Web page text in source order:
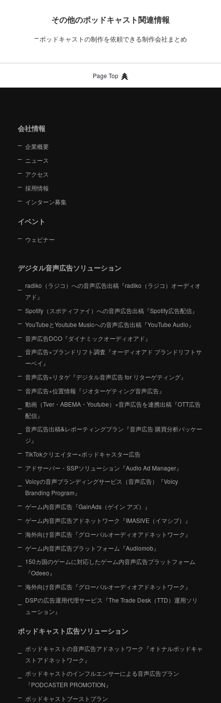
その他のポッドキャスト関連情報
ポッドキャストの制作を依頼できる制作会社まとめ
Page Top
会社情報
企業概要
ニュース
アクセス
採用情報
インターン募集
イベント
ウェビナー
デジタル音声広告ソリューション
radiko（ラジコ）への音声広告出稿『radiko（ラジコ）オーディオ
アド』
Spotify（スポティファイ）への音声広告出稿『Spotify広告配信』
YouTubeとYoutube Musicへの音声広告出稿『YouTube Audio』
音声広告DCO『ダイナミックオーディオアド』
音声広告×ブランドリフト調査『オーディオアド ブランドリフトサ
ーベイ』
音声広告×リタゲ『デジタル音声広告 for リターゲティング』
音声広告×位置情報『ジオターゲティング音声広告』
動画（Tver・ABEMA・Youtube）×音声広告を連携出稿『OTT広告
配信』
音声広告出稿&レポーティングプラン『音声広告 購買分析パッケー
ジ』
TikTokクリエイター×ポッドキャスター広告
アドサーバー・SSPソリューション『Audio Ad Manager』
Voicyの音声ブランディングサービス（音声広告）『Voicy
Branding Program』
ゲーム内音声広告『GainAds（ゲイン アズ）』
ゲーム内音声広告アドネットワーク『IMASIVE（イマシブ）』
海外向け音声広告『グローバルオーディオアドネットワーク』
ゲーム内音声広告プラットフォーム『Audiomob』
150カ国のゲームに対応したゲーム内音声広告プラットフォーム
『Odeeo』
海外向け音声広告『グローバルオーディオアドネットワーク』
DSPの広告運用代理サービス『The Trade Desk（TTD）運用ソリ
ューション』
ポッドキャスト広告ソリューション
ポッドキャストの音声広告アドネットワーク『オトナルポッドキャ
ストアドネットワーク』
ポッドキャストのインフルエンサーによる音声広告プラン
『PODCASTER PROMOTION』
ポッドキャストブーストプラン